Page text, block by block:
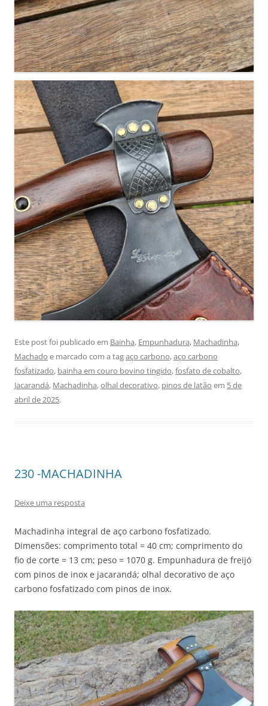
Este post foi publicado em Bainha, Empunhadura, Machadinha,
Machado e marcado com a tagaço carbono,aço carbono
fosfatizado, bainha em couro bovino tingido,fosfato de cobalto,
Jacarandá, Machadinha,olhal decorativo, pinos de latão em 5 de
abril de 2025.
230 -MACHADINHA
Deixe uma resposta
Machadinha integral de aço carbono fosfatizado.
Dimensões: comprimento total = 40 cm; comprimento do
fio de corte = 13 cm; peso = 1070 g. Empunhadura de freijó
com pinos de inox e jacarandá; olhal decorativo de aço
carbono fosfatizado com pinos de inox.